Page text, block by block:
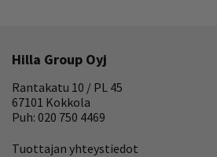
Hilla Group Oyj
Rantakatu 10 / PL 45
67101 Kokkola
Puh: 020 750 4469
Tuottajan yhteystiedot